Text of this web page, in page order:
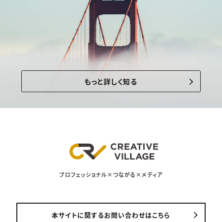
もっと詳しく知る
プロフェッショナル×つながる×メディア
本サイトに関するお問い合わせはこちら